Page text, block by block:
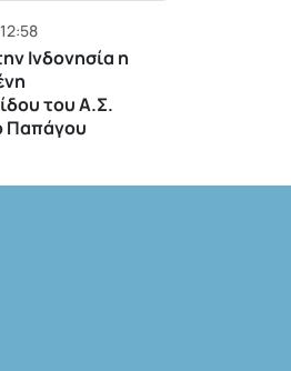
Ινδονησία η
του Α.Σ.
Παπάγου